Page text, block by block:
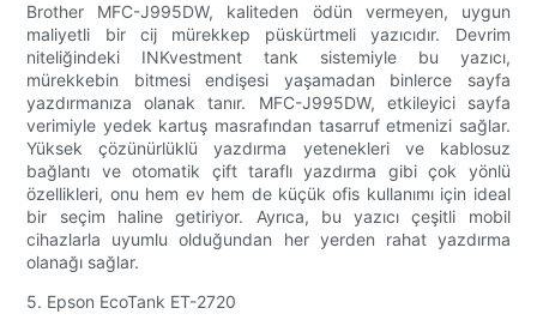
Brother MFC-J995DW, kaliteden ödün vermeyen, uygun
maliyetli bir cij mürekkep püskürtmeli yazıcıdır. Devrim
niteliğindeki INKvestment tank sistemiyle bu yazıcı,
mürekkebin bitmesi endişesi yaşamadan binlerce sayfa
yazdırmanıza olanak tanır. MFC-J995DW, etkileyici sayfa
verimiyle yedek kartuş masrafından tasarruf etmenizi sağlar.
Yüksek çözünürlüklü yazdırma yetenekleri ve kablosuz
bağlantı ve otomatik çift taraflı yazdırma gibi çok yönlü
özellikleri, onu hem ev hem de küçük ofis kullanımı için ideal
bir seçim haline getiriyor. Ayrıca, bu yazıcı çeşitli mobil
cihazlarla uyumlu olduğundan her yerden rahat yazdırma
olanağı sağlar.
5. Epson EcoTank ET-2720